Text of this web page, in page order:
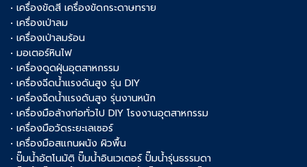
• เครื่องขัดสี เครื่องขัดกระดาษทราย
• เครื่องเป่าลม
• เครื่องเป่าลมร้อน
• มอเตอร์หินไฟ
• เครื่องดูดฝุ่นอุตสาหกรรม
• เครื่องฉีดน้ำแรงดันสูง รุ่น DIY
• เครื่องฉีดน้ำแรงดันสูง รุ่นงานหนัก
• เครื่องมือล้างท่อทั่วไป DIY โรงงานอุตสาหกรรม
• เครื่องมือวัดระยะเลเซอร์
• เครื่องมือสแกนผนัง ผิวพื้น
• ปั๊มน้ำอัตโนมัติ ปั๊มน้ำอินเวเตอร์ ปั๊มน้ำรุ่นธรรมดา